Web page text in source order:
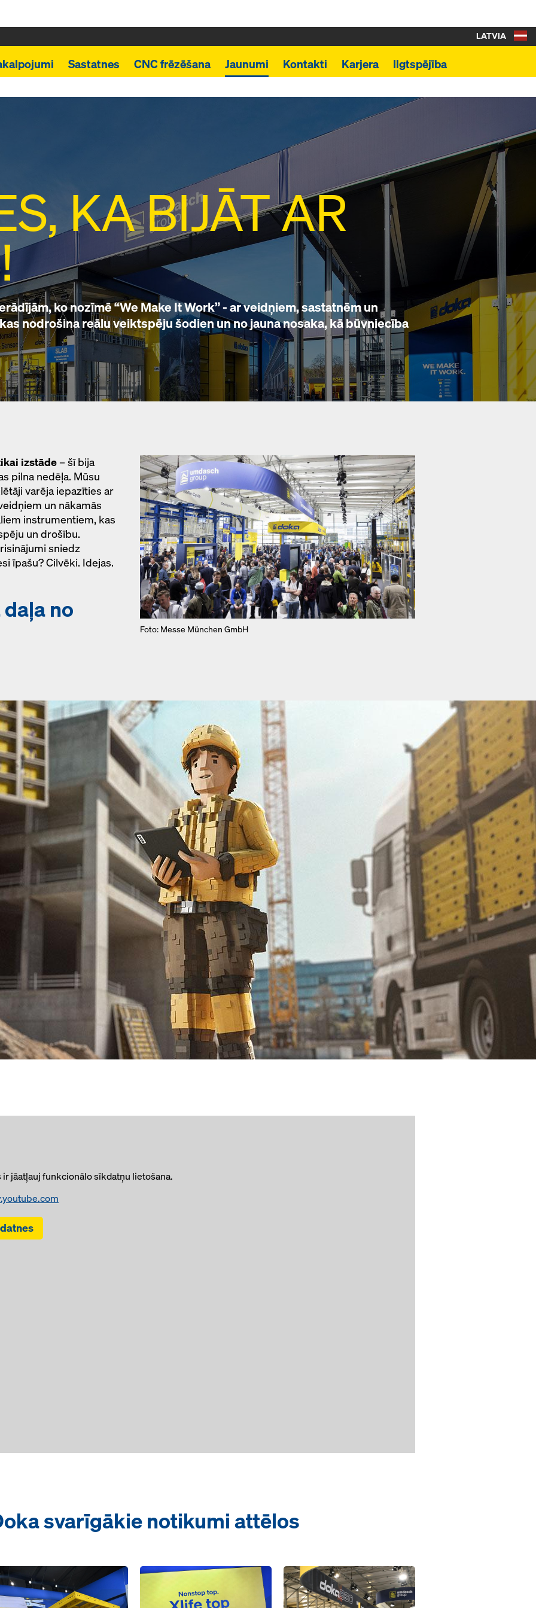
Sastatnes CNC frēzēšana Jaunumi Kontakti Karjera Ilgtspējība
LATVIA
KA BIJĀT AR
ko nozīmē “We Make It Work” - ar veidņiem, sastatnēm un
nodrošina reālu veiktspēju šodien un no jauna nosaka, kā būvniecība
izstāde – šī bija
pilna nedēļa. Mūsu
varēja iepazīties ar
un nākamās
instrumentiem, kas
un drošību.
sniedz
īpašu? Cilvēki. Idejas.
no
Foto: Messe München GmbH
jāatļauj funkcionālo sīkdatņu lietošana.
svarīgākie notikumi attēlos
Open Open